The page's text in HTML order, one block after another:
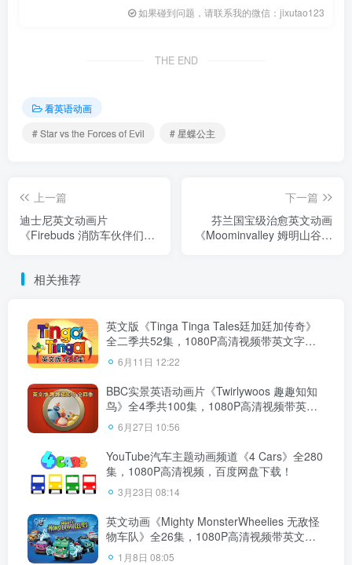
如果碰到问题，请联系我的微信：jixutao123
THE END
看英语动画
# Star vs the Forces of Evil
# 星蝶公主
上一篇
迪士尼英文动画片
《Firebuds 消防车伙伴们》
下一篇
芬兰国宝级治愈英文动画
《Moominvalley 姆明山谷》
相关推荐
英文版《Tinga Tinga Tales廷加廷加传奇》
全二季共52集，1080P高清视频带英文字
幕，百度网盘下载！
6月11日 12:22
BBC实景英语动画片《Twirlywoos 趣趣知知
鸟》全4季共100集，1080P高清视频带英文
字幕，百度网盘下载！
6月27日 10:56
YouTube汽车主题动画频道《4 Cars》全280
集，1080P高清视频，百度网盘下载！
3月23日 08:14
英文动画《Mighty MonsterWheelies 无敌怪
物车队》全26集，1080P高清视频带英文字
幕+中文字幕，百度网盘下载！
1月8日 08:05